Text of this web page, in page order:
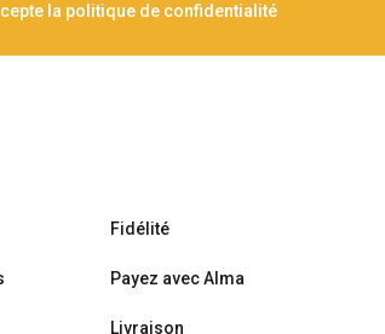
la politique de confidentialité
Fidélité
Payez avec Alma
Livraison